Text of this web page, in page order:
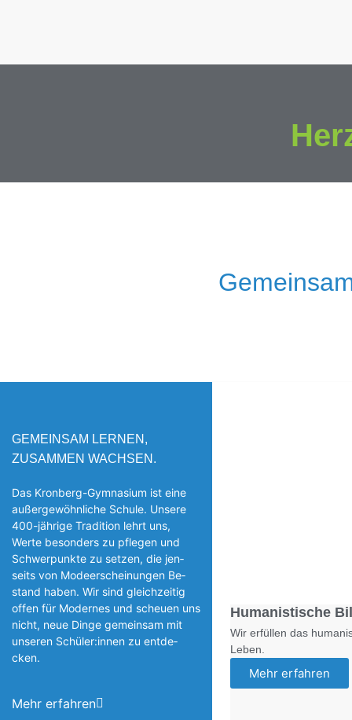
GEMEINSAM LERNEN,
ZUSAMMEN WACHSEN.
Das Kronberg-Gymnasium ist eine
außergewöhnliche Schule. Unsere
400-jährige Tradition lehrt uns,
Werte besonders zu pflegen und
Schwerpunkte zu setzen, die jen­
seits von Modeerscheinungen Be­
stand haben. Wir sind gleichzeitig
offen für Modernes und scheuen uns
nicht, neue Dinge gemeinsam mit
unseren Schüler:innen zu entde­
cken.
Mehr erfahren
Humanistische
Wir erfüllen das
Leben.
Mehr erfahren